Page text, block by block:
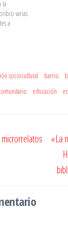
la
varias
a
el barrio
15sociocultural barrio
educación
«La